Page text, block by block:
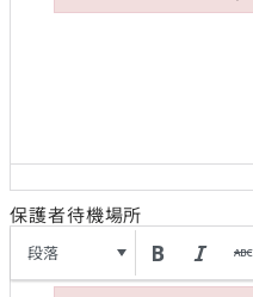
保護者待機場所
段落
Failed to initialize